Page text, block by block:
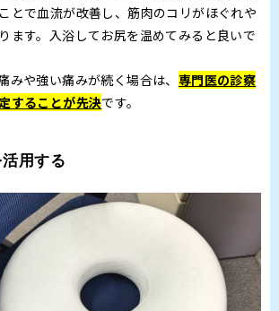
とで血流が改善し、筋肉のコリがほぐれや
ます。入浴してお尻を温めてみると良いで
みや強い痛みが続く場合は、 専門医の診察
することが先決です。
用する